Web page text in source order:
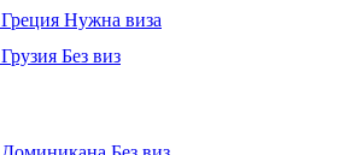
Греция Нужна виза
Грузия Без виз